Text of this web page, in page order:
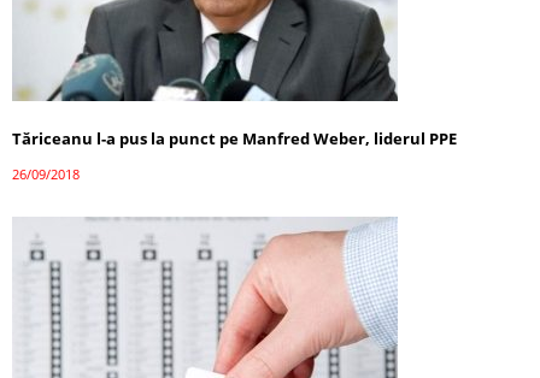
Tăriceanu l-a pus la punct pe Manfred Weber, liderul PPE
26/09/2018